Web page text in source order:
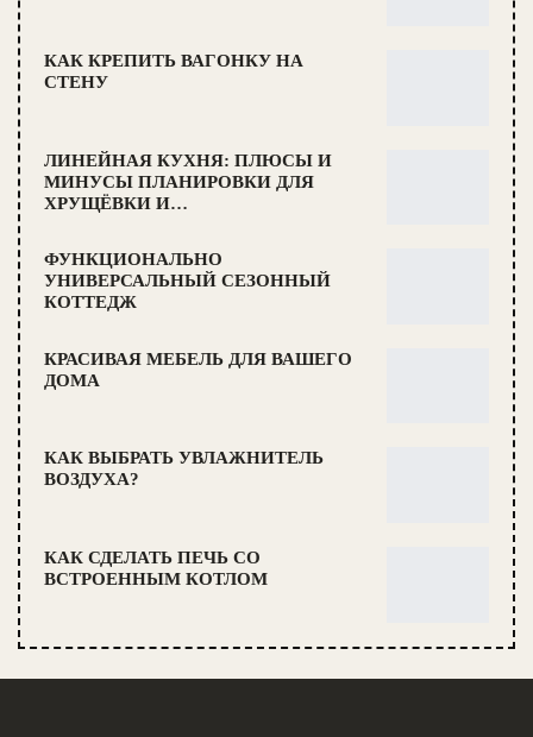
КАК КРЕПИТЬ ВАГОНКУ НА
СТЕНУ
ЛИНЕЙНАЯ КУХНЯ: ПЛЮСЫ И
МИНУСЫ ПЛАНИРОВКИ ДЛЯ
ХРУЩЁВКИ И…
ФУНКЦИОНАЛЬНО
УНИВЕРСАЛЬНЫЙ СЕЗОННЫЙ
КОТТЕДЖ
КРАСИВАЯ МЕБЕЛЬ ДЛЯ ВАШЕГО
ДОМА
КАК ВЫБРАТЬ УВЛАЖНИТЕЛЬ
ВОЗДУХА?
КАК СДЕЛАТЬ ПЕЧЬ СО
ВСТРОЕННЫМ КОТЛОМ